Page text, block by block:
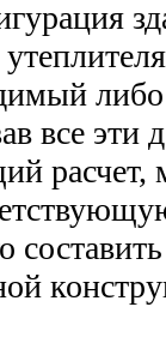
все эти